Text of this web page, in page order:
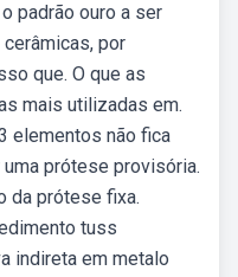
padrão ouro a ser
por
que. O que as
mais utilizadas em.
elementos não fica
prótese provisória.
da prótese fixa.
tuss
indireta em metalo